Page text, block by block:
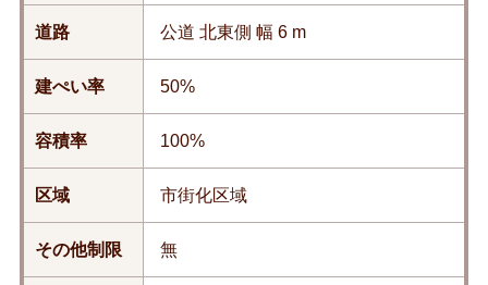
道路 公道 北東側 幅 6 m
建ぺい率 50%
容積率 100%
区域 市街化区域
その他制限 無